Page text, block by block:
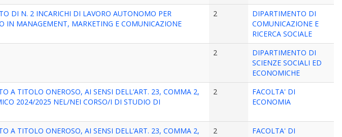
DI N. 2 INCARICHI DI LAVORO AUTONOMO PER
MANAGEMENT, MARKETING E COMUNICAZIONE
2
DIPARTIMENTO DI
COMUNICAZIONE E
RICERCA SOCIALE
2
DIPARTIMENTO DI
SCIENZE SOCIALI ED
ECONOMICHE
A TITOLO ONEROSO, AI SENSI DELL’ART. 23, COMMA 2,
2024/2025 NEL/NEI CORSO/I DI STUDIO DI
2
FACOLTA' DI
ECONOMIA
A TITOLO ONEROSO, AI SENSI DELL’ART. 23, COMMA 2,
2
FACOLTA' DI